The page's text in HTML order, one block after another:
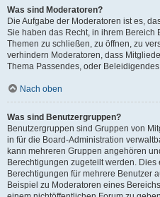
Was sind Moderatoren?
Die Aufgabe der Moderatoren ist es,
Sie haben das Recht, in ihrem Bereich
Themen zu schließen, zu öffnen, zu
verhindern Moderatoren, dass
Thema Passendes, oder
Nach oben
Was sind Benutzergruppen?
Benutzergruppen sind Gruppen von
in für die Board-Administration
kann mehreren Gruppen angehören
Berechtigungen zugeteilt werden.
Berechtigungen für mehrere Benutzer
Beispiel zu Moderatoren eines